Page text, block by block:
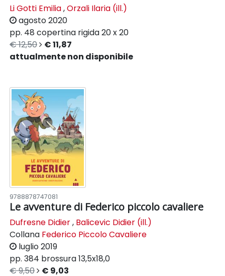
Li Gotti Emilia,Orzali Ilaria (ill.)
agosto 2020
pp. 48 copertina rigida20 x 20
€ 12,50
€ 11,87
attualmente non disponibile
9788878747081
Le avventure di Federico piccolo cavaliere
Dufresne Didier, Balicevic Didier (ill.)
Collana Federico Piccolo Cavaliere
luglio 2019
pp. 384 brossura13,5x18,0
€ 9,50
€ 9,03